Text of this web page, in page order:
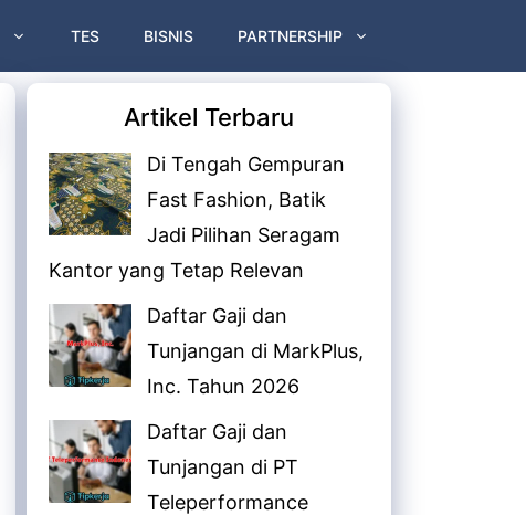
TES BISNIS PARTNERSHIP
Artikel Terbaru
Di Tengah Gempuran
Fast Fashion, Batik
Jadi Pilihan Seragam
Kantor yang Tetap Relevan
Daftar Gaji dan
Tunjangan di MarkPlus,
Inc. Tahun 2026
Daftar Gaji dan
Tunjangan di PT
Teleperformance